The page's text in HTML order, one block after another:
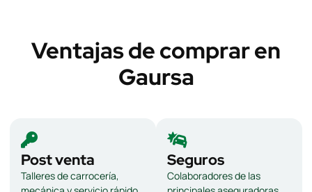
Ventajas de comprar en
Gaursa
Post venta
Talleres de carrocería,
Seguros
Colaboradores de las